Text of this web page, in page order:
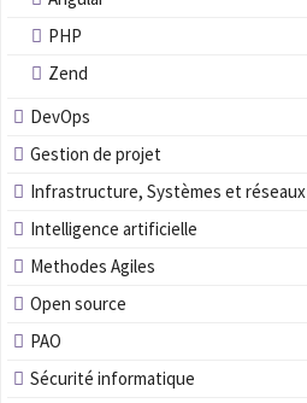
PHP
Zend
DevOps
Gestion de projet
Infrastructure, Systèmes et réseaux
Intelligence artificielle
Methodes Agiles
Open source
PAO
Sécurité informatique